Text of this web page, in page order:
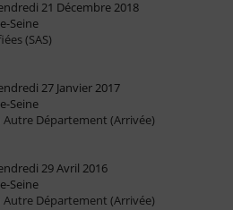
21 Décembre 2018
Seine
(SAS)
27 Janvier 2017
Seine
Département (Arrivée)
29 Avril 2016
Seine
Département (Arrivée)